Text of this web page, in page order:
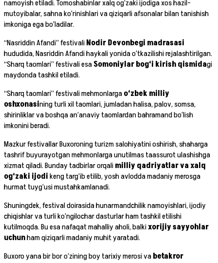
namoyish etiladi. Tomoshabinlar xalq og‘zaki ijodiga xos hazil-
mutoyibalar, sahna ko‘rinishlari va qiziqarli afsonalar bilan tanishish
imkoniga ega bo‘ladilar.
“Nasriddin Afandi” festivaliNodir Devonbegi madrasasi
hududida, Nasriddin Afandi haykali yonida o‘tkazilishi rejalashtirilgan.
“Sharq taomlari” festivali esaSomoniylar bog‘i kirish qismidagi
maydonda tashkil etiladi.
“Sharq taomlari” festivali mehmonlargao‘zbek milliy
oshxonasining turli xil taomlari, jumladan halisa, palov, somsa,
shirinliklar va boshqa an’anaviy taomlardan bahramand bo‘lish
imkonini beradi.
Mazkur festivallar Buxoroning turizm salohiyatini oshirish, shaharga
tashrif buyurayotgan mehmonlarga unutilmas taassurot ulashishga
xizmat qiladi. Bunday tadbirlar orqalimilliy qadriyatlar va xalq
og‘zaki ijodikeng targ‘ib etilib, yosh avlodda madaniy merosga
hurmat tuyg‘usi mustahkamlanadi.
Shuningdek, festival doirasida hunarmandchilik namoyishlari, ijodiy
chiqishlar va turli ko‘ngilochar dasturlar ham tashkil etilishi
kutilmoqda. Bu esa nafaqat mahalliy aholi, balkixorijiy sayyohlar
uchunham qiziqarli madaniy muhit yaratadi.
Buxoro yana bir bor o‘zining boy tarixiy merosi vabetakror